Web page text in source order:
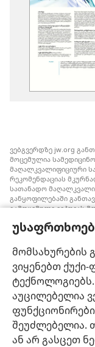
მომსახურების
ვიყენებთ
აუცილებელია
შეუძლებელია.
ან არ გასცეთ
ვებგვერდზე jw.org
მოცემულია
მაღალკვალიფიციური
რეკომენდაციას
სათანადო
განყოფილებაში
გამოცემული იეჰოვას
რომელიც შესაძლოა
ვალდებულია,
მიღწევების თაობაზე,
პაციენტს, რომელიც
შეესაბამება და არ
ფასეულობებსა და
გამოიყენება
გათვალისწინებით.
პაციენტებისთვის:
მაღალკვალიფიციურ
ჯანმრთელობის
მიმართეთ ექიმს, თუ